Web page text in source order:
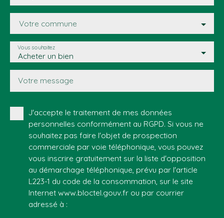
Votre commune
Acheter un bien
Vous souhaitez
Votre message
J'accepte le traitement de mes données
personnelles conformément au RGPD. Si vous ne
souhaitez pas faire l'objet de prospection
commerciale par voie téléphonique, vous pouvez
vous inscrire gratuitement sur la liste d'opposition
au démarchage téléphonique, prévu par l'article
L223-1 du code de la consommation, sur le site
Internet www.bloctel.gouv.fr ou par courrier
adressé à :